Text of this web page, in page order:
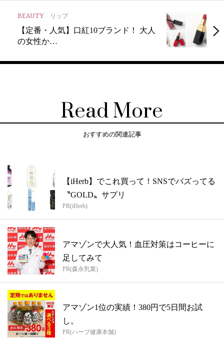
BEAUTY リップ
【定番・人気】口紅10ブランド！ 大人
の女性か…
Read More
おすすめの関連記事
【iHerb】でこれ買って！SNSでバズってる
〝GOLD〟サプリ
PR(iHerb)
アマゾンで大人気！血圧対策はコーヒーに
足してみて
PR(森永乳業)
アマゾン1位の実績！380円で5日間お試
し。
PR(ハーブ健康本舗)